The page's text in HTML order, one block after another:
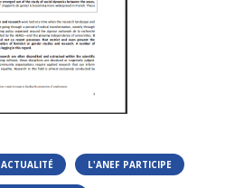
ACTUALITÉ L'ANEF PARTICIPE